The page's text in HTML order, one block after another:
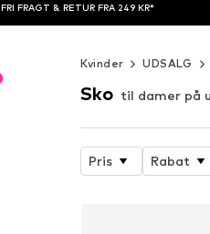
FRI FRAGT & RETUR FRA 249 KR*
Kvinder UDSALG
Sko til damer på
Pris Rabat